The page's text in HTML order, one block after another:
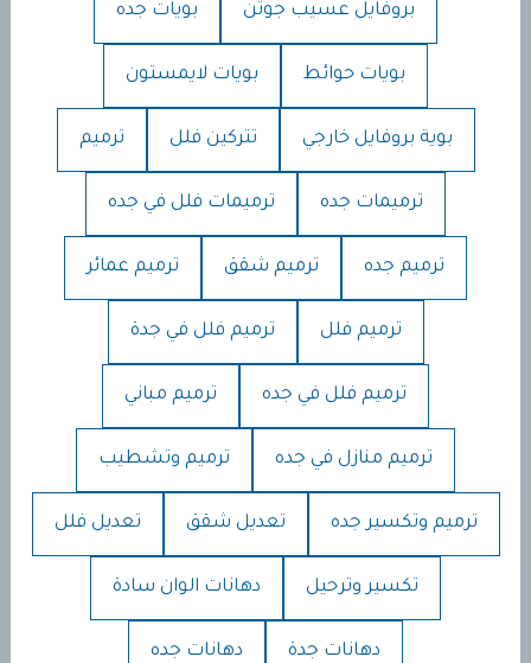
بروفايل عسيب جوتن بويات جده
بويات حوائط بويات لايمستون
بوية بروفايل خارجي تتركين فلل ترميم
ترميمات جده ترميمات فلل في جده
ترميم جده ترميم شقق ترميم عمائر
ترميم فلل ترميم فلل في جدة
ترميم فلل في جده ترميم مباني
ترميم منازل في جده ترميم وتشطيب
ترميم وتكسير جده تعديل شقق تعديل فلل
تكسير وترحيل دهانات الوان سادة
دهانات جدة دهانات جده